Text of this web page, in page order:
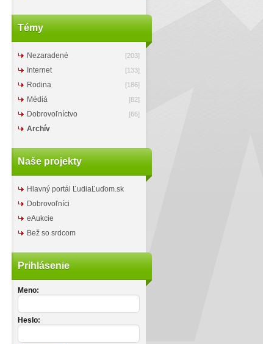
Témy
Nezaradené [203]
Internet [133]
Rodina [186]
Médiá [82]
Dobrovoľníctvo [66]
Archív
Naše projekty
Hlavný portál ĽudiaĽuďom.sk
Dobrovoľníci
eAukcie
Bež so srdcom
Prihlásenie
Meno:
Heslo: